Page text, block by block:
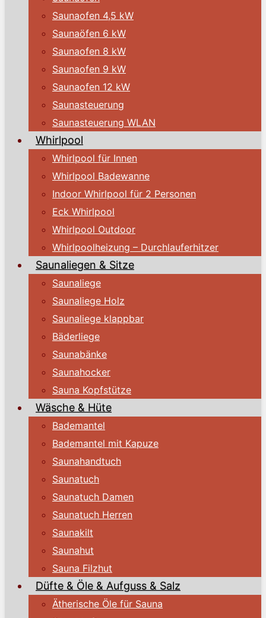
Saunaofen 4,5 kW
Saunaöfen 6 kW
Saunaofen 8 kW
Saunaofen 9 kW
Saunaofen 12 kW
Saunasteuerung
Saunasteuerung WLAN
Whirlpool
Whirlpool für Innen
Whirlpool Badewanne
Indoor Whirlpool für 2 Personen
Eck Whirlpool
Whirlpool Outdoor
Whirlpoolheizung – Durchlauferhitzer
Saunaliegen & Sitze
Saunaliege
Saunaliege Holz
Saunaliege klappbar
Bäderliege
Saunabänke
Saunahocker
Sauna Kopfstütze
Wäsche & Hüte
Bademantel
Bademantel mit Kapuze
Saunahandtuch
Saunatuch
Saunatuch Damen
Saunatuch Herren
Saunakilt
Saunahut
Sauna Filzhut
Düfte & Öle & Aufguss & Salz
Ätherische Öle für Sauna